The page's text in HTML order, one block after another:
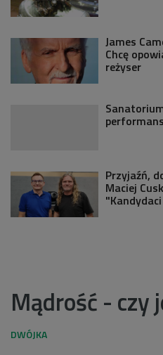
James
Chcę
reżyser
Przyjaźń,
Maciej
Mądrość - czy